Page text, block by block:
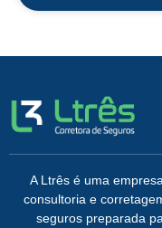
A Ltrês é uma
consultoria e
seguros preparada